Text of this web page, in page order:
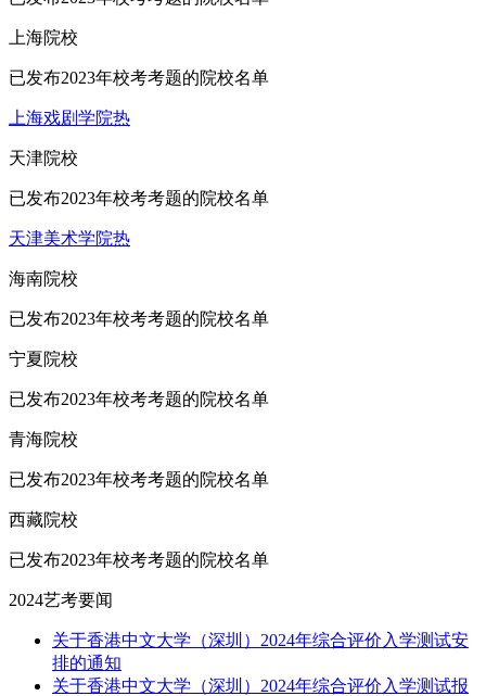
上海院校
已发布2023年校考考题的院校名单
上海戏剧学院热
天津院校
已发布2023年校考考题的院校名单
天津美术学院热
海南院校
已发布2023年校考考题的院校名单
宁夏院校
已发布2023年校考考题的院校名单
青海院校
已发布2023年校考考题的院校名单
西藏院校
已发布2023年校考考题的院校名单
2024艺考要闻
关于香港中文大学（深圳）2024年综合评价入学测试安
排的通知
关于香港中文大学（深圳）2024年综合评价入学测试报